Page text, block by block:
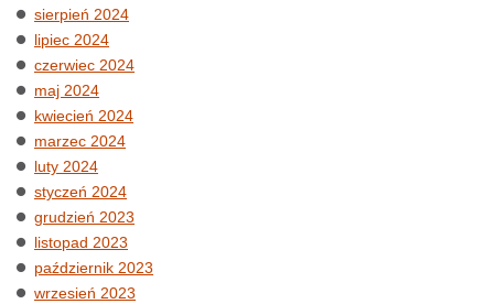
sierpień 2024
lipiec 2024
czerwiec 2024
maj 2024
kwiecień 2024
marzec 2024
luty 2024
styczeń 2024
grudzień 2023
listopad 2023
październik 2023
wrzesień 2023